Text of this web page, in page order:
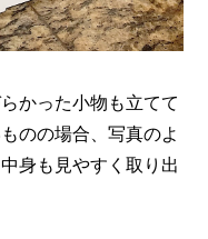
かった小物も立てて
のの場合、写真のよ
身も見やすく取り出